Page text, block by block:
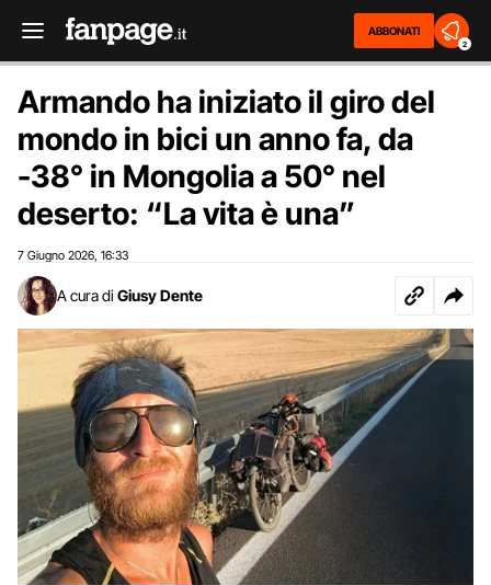
ABBONATI
2
Armando ha iniziato il giro del
mondo in bici un anno fa, da
-38° in Mongolia a 50° nel
deserto: “La vita è una”
7 Giugno 2026 16:33
A cura di Giusy Dente